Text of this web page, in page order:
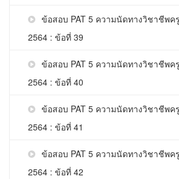
ข้อสอบ PAT 5 ความนัดทางวิชาชีพค
2564 : ข้อที่ 39
ข้อสอบ PAT 5 ความนัดทางวิชาชีพค
2564 : ข้อที่ 40
ข้อสอบ PAT 5 ความนัดทางวิชาชีพค
2564 : ข้อที่ 41
ข้อสอบ PAT 5 ความนัดทางวิชาชีพค
2564 : ข้อที่ 42